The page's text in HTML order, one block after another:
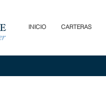
INICIO CARTERAS